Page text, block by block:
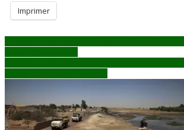
Imprimer
Navigation
de
l’article